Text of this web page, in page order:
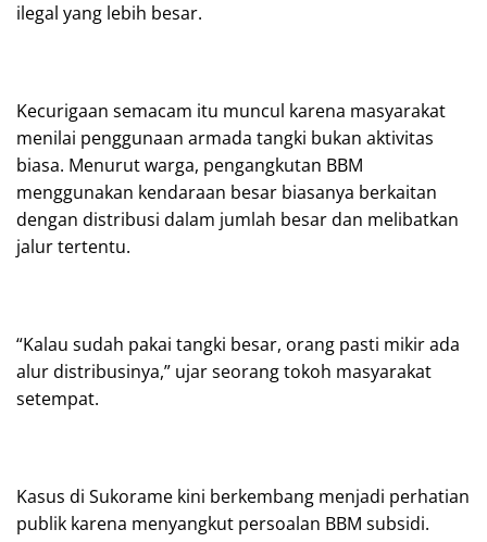
ilegal yang lebih besar.
Kecurigaan semacam itu muncul karena masyarakat
menilai penggunaan armada tangki bukan aktivitas
biasa. Menurut warga, pengangkutan BBM
menggunakan kendaraan besar biasanya berkaitan
dengan distribusi dalam jumlah besar dan melibatkan
jalur tertentu.
“Kalau sudah pakai tangki besar, orang pasti mikir ada
alur distribusinya,” ujar seorang tokoh masyarakat
setempat.
Kasus di Sukorame kini berkembang menjadi perhatian
publik karena menyangkut persoalan BBM subsidi.